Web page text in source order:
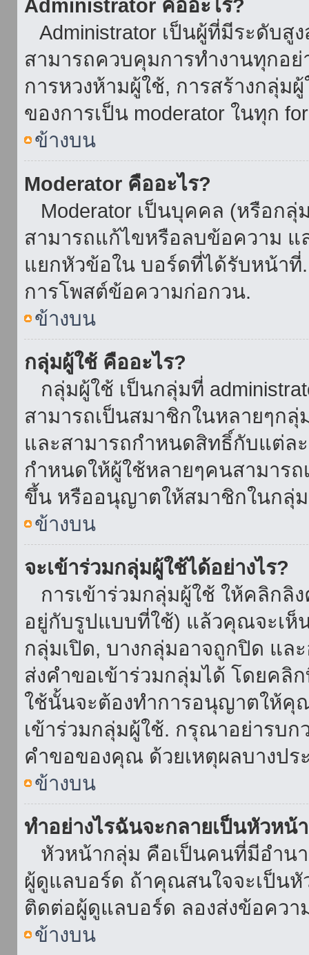
Administrator คืออะไร?
Administrator เป็นผู้ที่มีระดับ
สามารถควบคุมการทำงานทุกอ
การหวงห้ามผู้ใช้, การสร้างกลุ่ม
ของการเป็น moderator ในทุก
ข้างบน
Moderator คืออะไร?
Moderator เป็นบุคคล (หรือก
สามารถแก้ไขหรือลบข้อความ แ
แยกหัวข้อใน บอร์ดที่ได้รับหน้าที่
การโพสต์ข้อความก่อกวน.
ข้างบน
กลุ่มผู้ใช้ คืออะไร?
กลุ่มผู้ใช้ เป็นกลุ่มที่
สามารถเป็นสมาชิกในหลายๆก
และสามารถกำหนดสิทธิ์กับแต่ล
กำหนดให้ผู้ใช้หลายๆคนสามารถ
ขึ้น หรืออนุญาตให้สมาชิกในกลุ่ม
ข้างบน
จะเข้าร่วมกลุ่มผู้ใช้ได้อย่างไร?
การเข้าร่วมกลุ่มผู้ใช้ ให้คลิก
อยู่กับรูปแบบที่ใช้) แล้วคุณจะเห็
กลุ่มเปิด, บางกลุ่มอาจถูกปิด แ
ส่งคำขอเข้าร่วมกลุ่มได้ โดยคลิ
ใช้นั้นจะต้องทำการอนุญาตให้คุ
เข้าร่วมกลุ่มผู้ใช้. กรุณาอย่ารบก
คำขอของคุณ ด้วยเหตุผลบางปร
ข้างบน
ทำอย่างไรฉันจะกลายเป็นหัวหน้
หัวหน้ากลุ่ม คือเป็นคนที่มีอำนา
ผู้ดูแลบอร์ด ถ้าคุณสนใจจะเป็น
ติดต่อผู้ดูแลบอร์ด ลองส่งข้อคว
ข้างบน